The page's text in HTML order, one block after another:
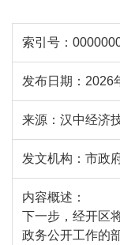
索引号：
发布日期： 2026
来源： 汉中经济
发文机构： 市政
内容概述：
下一步，经开区
政务公开工作的